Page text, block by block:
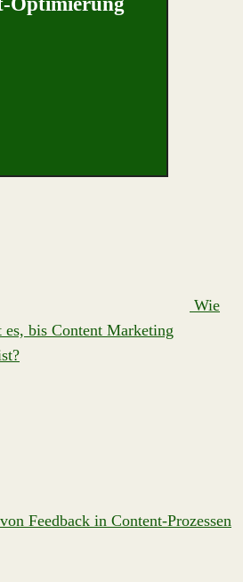
Wie
es, bis Content Marketing
Feedback in Content-Prozessen